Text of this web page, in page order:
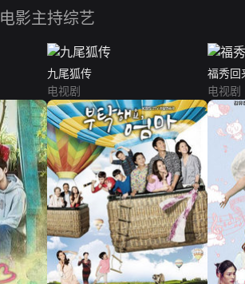
29位。2020年主演KBS2浪漫喜剧《Forest》
证书。2022年，主演电视剧《军检察官多伯曼
电影主持综艺
九尾狐传
电视剧
福秀回
电视剧